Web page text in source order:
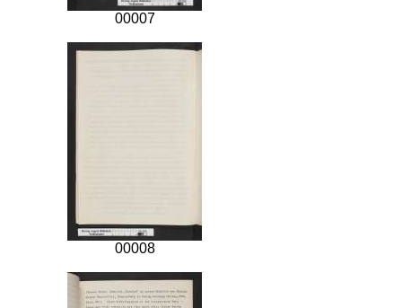
00007
00008